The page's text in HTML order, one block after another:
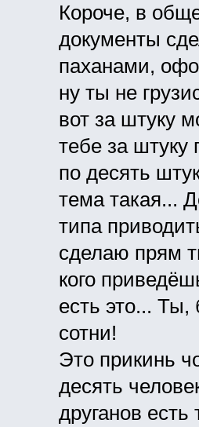
Короче, в
документы
паханами,
ну ты не
вот за штуку
тебе за штуку
по десять
тема такая...
типа
сделаю прям
кого
есть это...
сотни!
Это прикинь
десять
друганов